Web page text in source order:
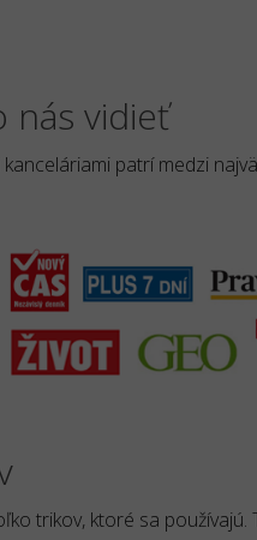
nás vidieť
patrí medzi
trikov, ktoré sa používajú.